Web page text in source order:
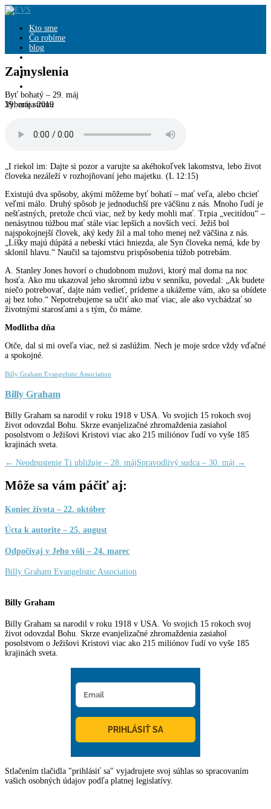
Kto sme
Čo robíme
blog
knihy
Pridajte sa
Vyberte stranu
Zamyslenia
Byť bohatý – 29. máj
29. mája 2019
„I riekol im: Dajte si pozor a varujte sa akéhokoľvek lakomstva, lebo život
človeka nezáleží v rozhojňovaní jeho majetku. (L 12:15)
Existujú dva spôsoby, akými môžeme byť bohatí – mať veľa, alebo chcieť
veľmi málo. Druhý spôsob je jednoduchší pre väčšinu z nás. Mnoho ľudí je
nešťastných, pretože chcú viac, než by kedy mohli mať. Trpia „vecitídou“ –
nenásytnou túžbou mať stále viac lepších a novších vecí. Ježiš bol
najspokojnejší človek, aký kedy žil a mal toho menej než väčšina z nás.
„Líšky majú dúpätá a nebeskí vtáci hniezda, ale Syn človeka nemá, kde by
sklonil hlavu.“ Naučil sa tajomstvu prispôsobenia túžob potrebám.
A. Stanley Jones hovorí o chudobnom mužovi, ktorý mal doma na noc
hosťa. Ako mu ukazoval jeho skromnú izbu v senníku, povedal: „Ak budete
niečo potrebovať, dajte nám vedieť, prídeme a ukážeme vám, ako sa obídete
aj bez toho.“ Nepotrebujeme sa učiť ako mať viac, ale ako vychádzať so
životnými starosťami a s tým, čo máme.
Modlitba dňa
Otče, dal si mi oveľa viac, než si zaslúžim. Nech je moje srdce vždy vďačné
a spokojné.
Billy Graham Evangelistic Association
Billy Graham
Billy Graham sa narodil v roku 1918 v USA. Vo svojich 15 rokoch svoj
život odovzdal Bohu. Skrze evanjelizačné zhromaždenia zasiahol
posolstvom o Ježišovi Kristovi viac ako 215 miliónov ľudí vo vyše 185
krajinách sveta.
← Neodpustenie Ti ubližuje – 28. májSpravodlivý sudca – 30. máj →
Môže sa vám páčiť aj:
Koniec života – 22. október
Úcta k autorite – 25. august
Odpočívaj v Jeho vôli – 24. marec
Billy Graham Evangelistic Association
Billy Graham
Billy Graham sa narodil v roku 1918 v USA. Vo svojich 15 rokoch svoj
život odovzdal Bohu. Skrze evanjelizačné zhromaždenia zasiahol
posolstvom o Ježišovi Kristovi viac ako 215 miliónov ľudí vo vyše 185
krajinách sveta.
PRIHLÁSIŤ SA
Stlačením tlačidla "prihlásiť sa" vyjadrujete svoj súhlas so spracovaním
vašich osobných údajov podľa platnej legislatívy.